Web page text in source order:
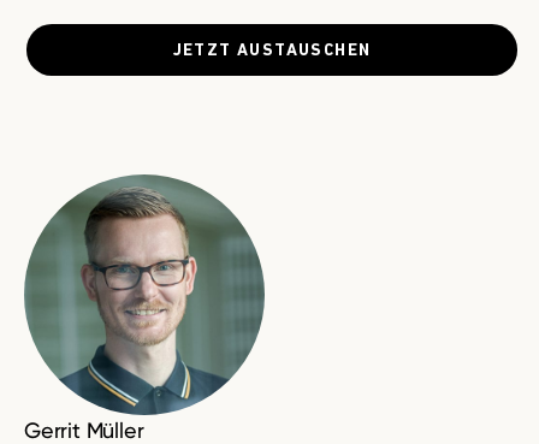
JETZT AUSTAUSCHEN
Gerrit Müller